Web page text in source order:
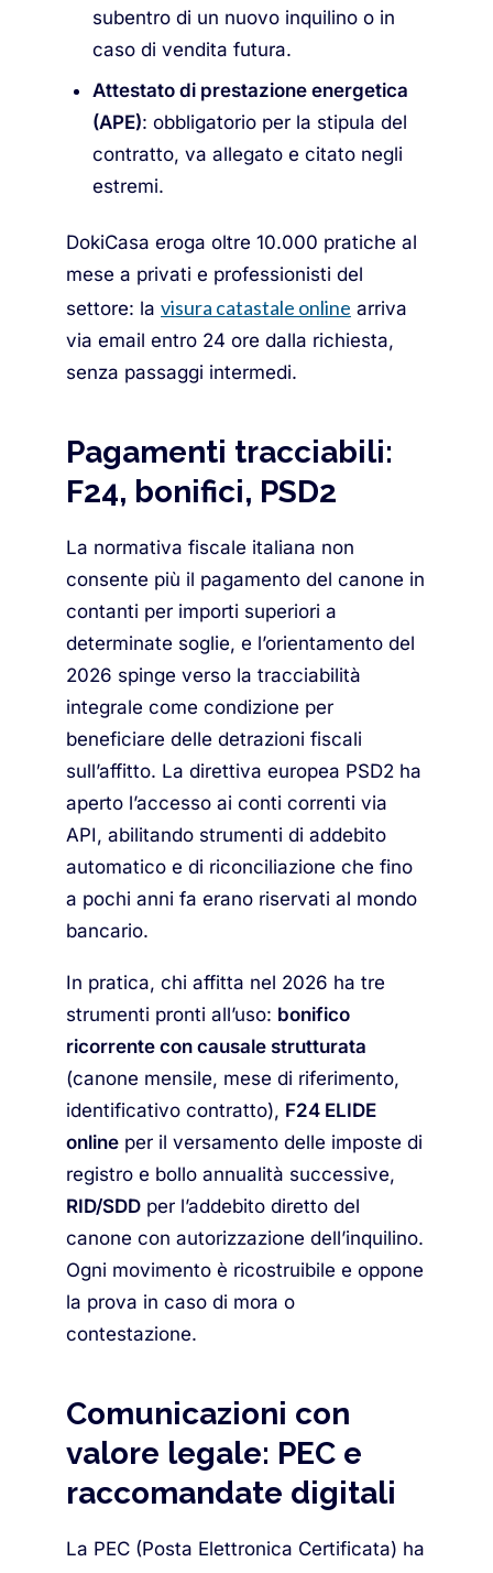
subentro di un nuovo inquilino o in
caso di vendita futura.
Attestato di prestazione energetica
(APE): obbligatorio per la stipula del
contratto, va allegato e citato negli
estremi.
DokiCasa eroga oltre 10.000 pratiche al
mese a privati e professionisti del
settore: la visura catastale online arriva
via email entro 24 ore dalla richiesta,
senza passaggi intermedi.
Pagamenti tracciabili:
F24, bonifici, PSD2
La normativa fiscale italiana non
consente più il pagamento del canone in
contanti per importi superiori a
determinate soglie, e l’orientamento del
2026 spinge verso la tracciabilità
integrale come condizione per
beneficiare delle detrazioni fiscali
sull’affitto. La direttiva europea PSD2 ha
aperto l’accesso ai conti correnti via
API, abilitando strumenti di addebito
automatico e di riconciliazione che fino
a pochi anni fa erano riservati al mondo
bancario.
In pratica, chi affitta nel 2026 ha tre
strumenti pronti all’uso: bonifico
ricorrente con causale strutturata
(canone mensile, mese di riferimento,
identificativo contratto), F24 ELIDE
online per il versamento delle imposte di
registro e bollo annualità successive,
RID/SDD per l’addebito diretto del
canone con autorizzazione dell’inquilino.
Ogni movimento è ricostruibile e oppone
la prova in caso di mora o
contestazione.
Comunicazioni con
valore legale: PEC e
raccomandate digitali
La PEC (Posta Elettronica Certificata) ha